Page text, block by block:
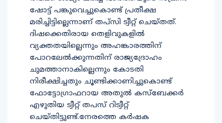
ഷോട്ട് പങ്കുവെച്ചുകൊണ്ട് പ്രതീക്ഷ
മരിച്ചിട്ടില്ലെന്നാണ് തപ്‌സി ട്വീറ്റ് ചെയ്തത്.
ദിഷക്കെതിരായ തെളിവുകളില്‍
വ്യക്തതയില്ലെന്നും അഹങ്കാരത്തിന്
പോറലേല്‍ക്കുന്നതിന് രാജ്യദ്രോഹം
ചുമത്താനാകില്ലെന്നും കോടതി
നിരീക്ഷിച്ചതും ചൂണ്ടിക്കാണിച്ചുകൊണ്ട്
ഫോട്ടോഗ്രാഫറായ അതുല്‍ കസ്‌ബേക്കര്‍
എഴുതിയ ട്വീറ്റ് തപസ് റിട്വീറ്റ്
ചെയ്തിട്ടുണ്ട്.നേരത്തെ കര്‍ഷക